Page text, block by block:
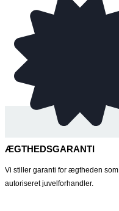
ÆGTHEDSGARANTI
Vi stiller garanti for ægtheden som
autoriseret juvelforhandler.